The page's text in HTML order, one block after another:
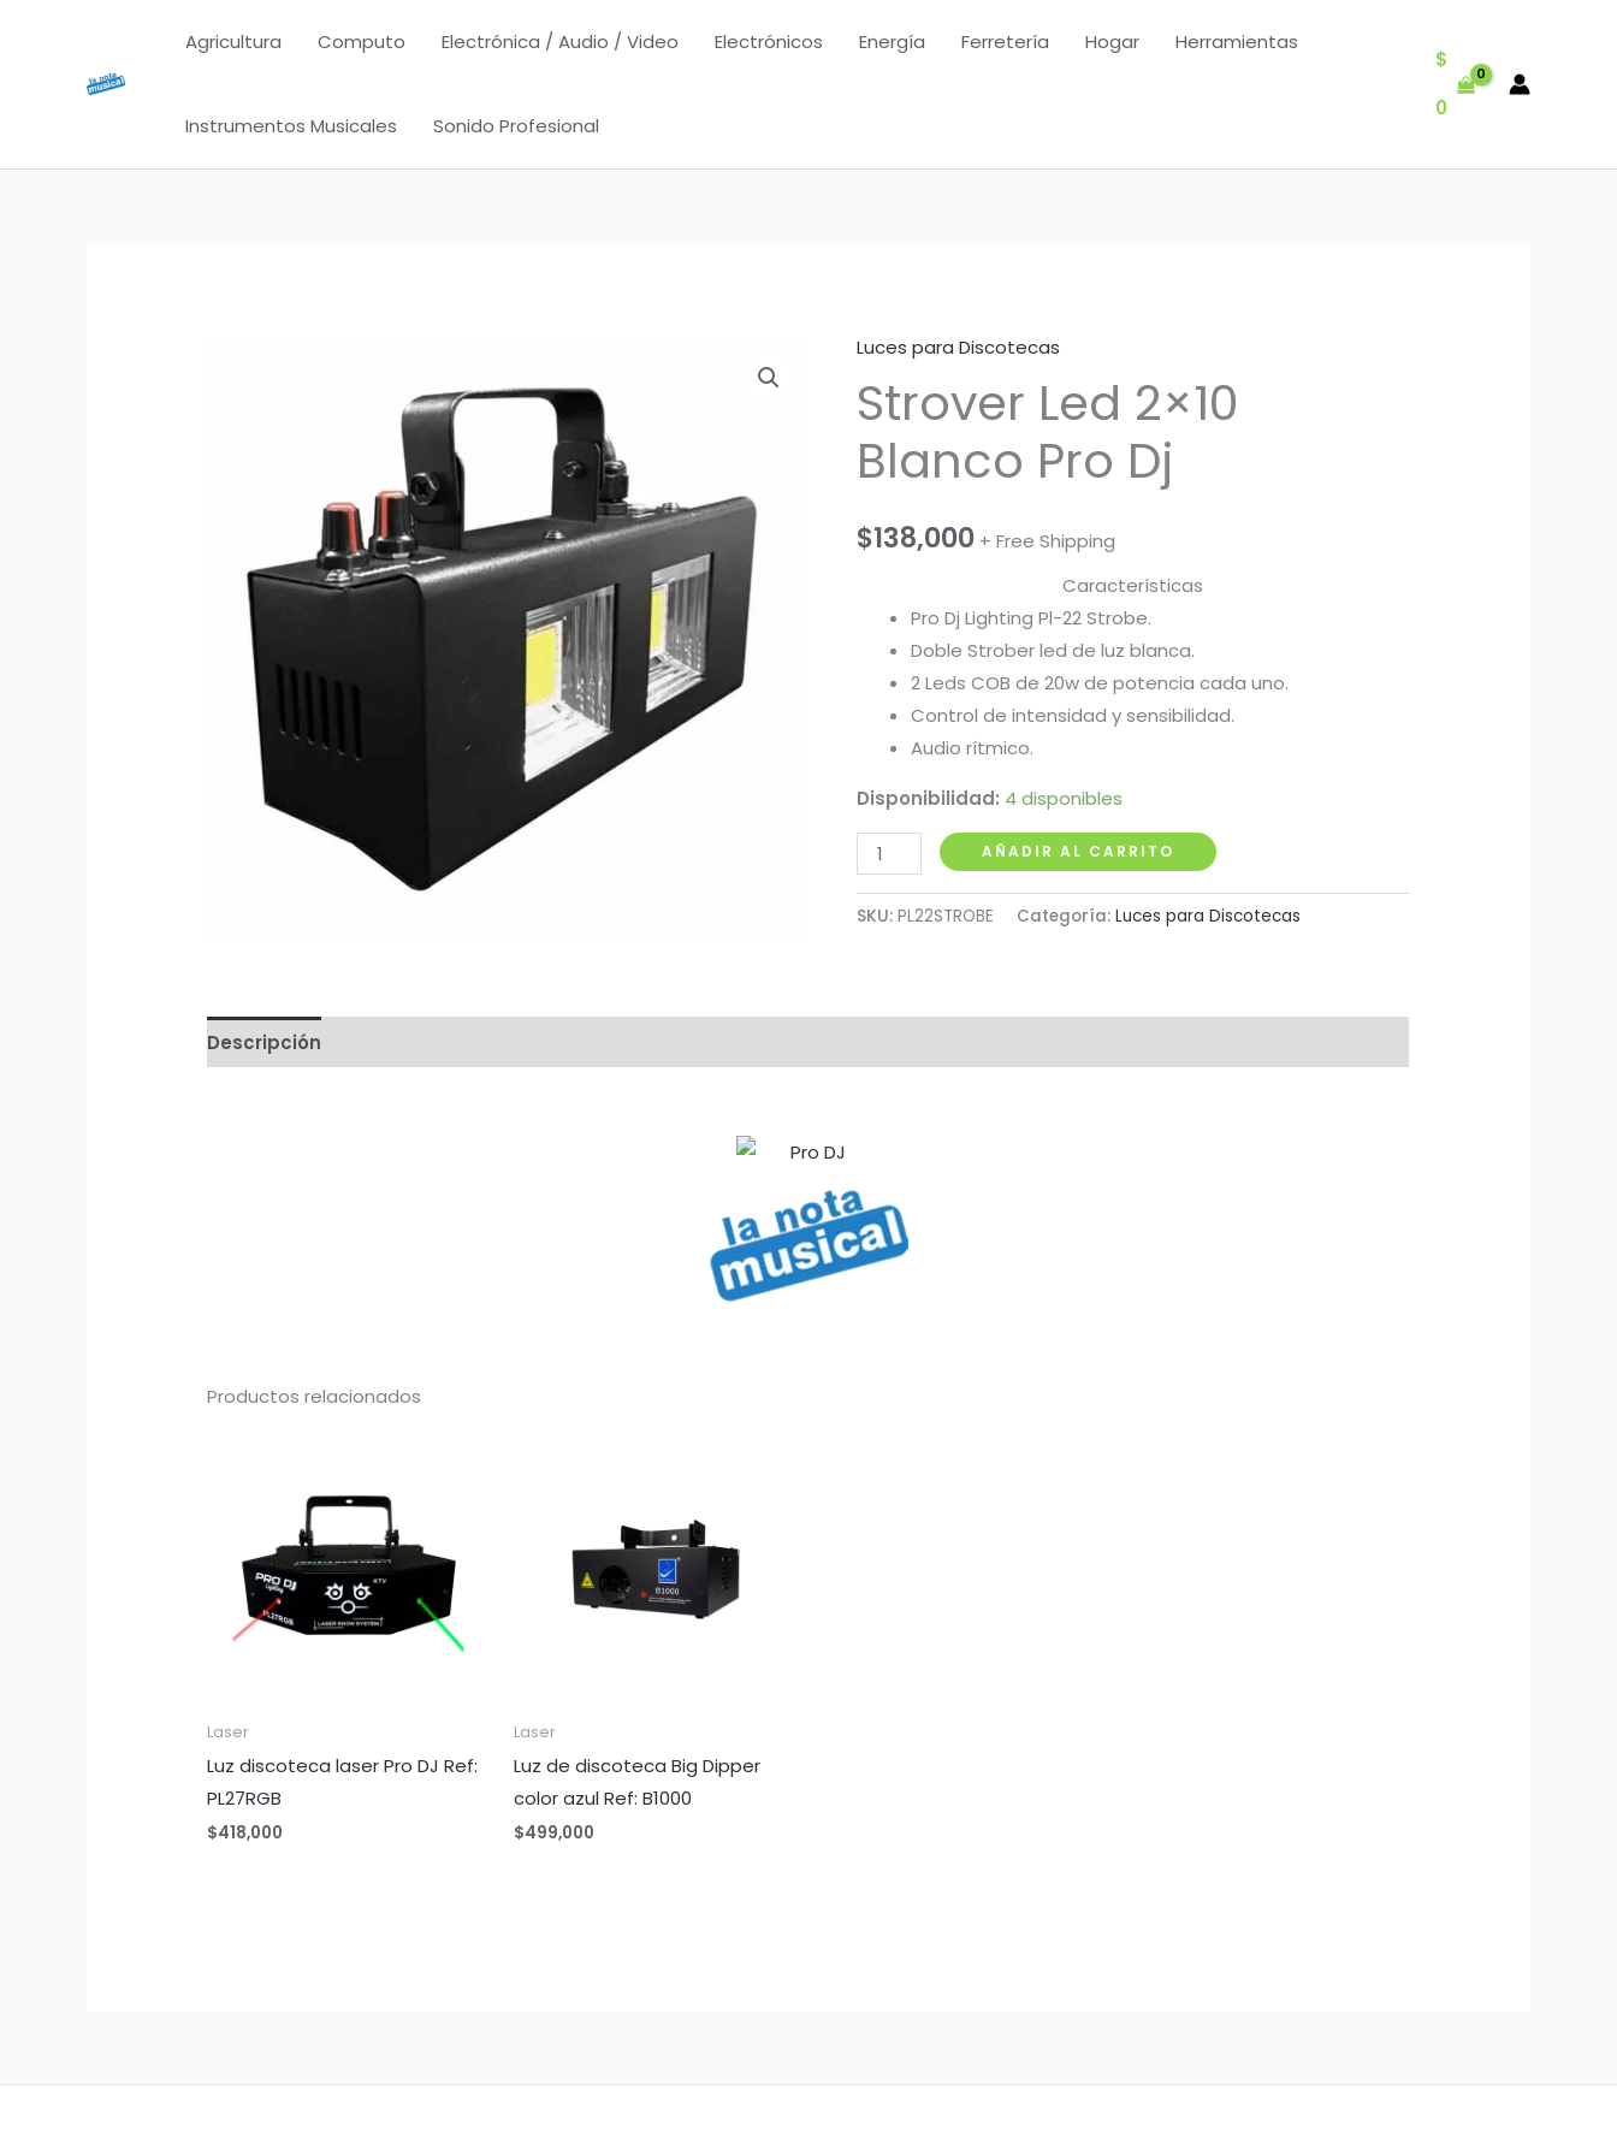
contenido
Agricultura Computo Electrónica / Audio / Video Electrónicos Energía Ferretería Hogar Herramientas
Instrumentos Musicales Sonido Profesional
$
0
Luces para Discotecas
Strover Led 2×10
Blanco Pro Dj
$138,000 + Free Shipping
Características
Pro Dj Lighting Pl-22 Strobe.
Doble Strober led de luz blanca.
2 Leds COB de 20w de potencia cada uno.
Control de intensidad y sensibilidad.
Audio rítmico.
Disponibilidad: 4 disponibles
Strover
Led
2x10
AÑADIR AL CARRITO
SKU: PL22STROBE Categoría: Luces para Discotecas
Descripción
Productos relacionados
Laser
Luz discoteca laser Pro DJ Ref:
PL27RGB
$418,000
Laser
Luz de discoteca Big Dipper
color azul Ref: B1000
$499,000